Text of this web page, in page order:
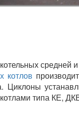
котлов
Циклоны
типа КЕ,